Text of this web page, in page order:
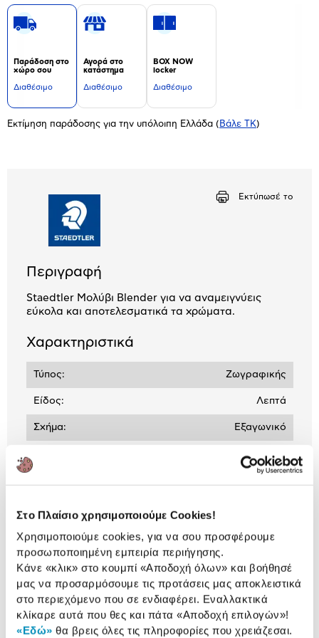
Στο Πλαίσιο χρησιμοποιούμε Cookies!
Χρησιμοποιούμε cookies, για να σου προσφέρουμε
προσωποποιημένη εμπειρία περιήγησης.
Κάνε «κλικ» στο κουμπί «Αποδοχή όλων» και βοήθησέ
μας να προσαρμόσουμε τις προτάσεις μας αποκλειστικά
στο περιεχόμενο που σε ενδιαφέρει. Εναλλακτικά
κλίκαρε αυτά που θες και πάτα «Αποδοχή επιλογών»!
«Εδώ» θα βρεις όλες τις πληροφορίες που χρειάζεσαι.
Παράδοση στο
χώρο σου
Διαθέσιμο
Αγορά στο
κατάστημα
Διαθέσιμο
BOX NOW
locker
Διαθέσιμο
Εκτίμηση παράδοσης για την υπόλοιπη Ελλάδα ( Βάλε ΤΚ)
Εκτύπωσέ το
Περιγραφή
Staedtler Μολύβι Blender για να αναμειγνύεις
εύκολα και αποτελεσματικά τα χρώματα.
Χαρακτηριστικά
Τύπος: Ζωγραφικής
Είδος: Λεπτά
Σχήμα: Εξαγωνικό
Αναλυτική
παρουσίαση
Προδιαγραφές
προϊόντος
Χαρακτηριστικά
Αξιολογήσεις
Αξιολογήσεις